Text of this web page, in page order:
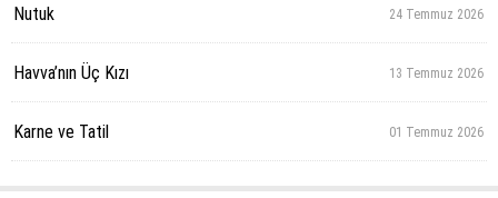
Nutuk 24 Temmuz 2026
Havva’nın Üç Kızı 13 Temmuz 2026
Karne ve Tatil 01 Temmuz 2026